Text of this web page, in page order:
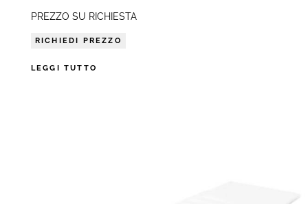
PREZZO SU RICHIESTA
RICHIEDI PREZZO
LEGGI TUTTO